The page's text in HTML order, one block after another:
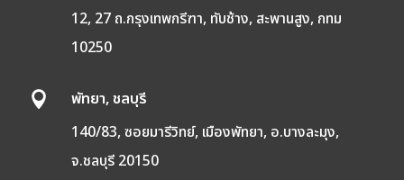
12, 27 ถ.กรุงเทพกรีฑา, ทับช้าง, สะพานสูง, กทม
10250

พัทยา, ชลบุรี
140/83, ซอยมารีวิทย์, เมืองพัทยา, อ.บางละมุง,
จ.ชลบุรี 20150